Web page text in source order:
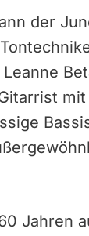
der
Jahren